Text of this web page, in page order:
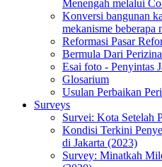
Menengah melalui
Konversi bangunan
mekanisme beberapa
Reformasi Pasar
Bermula Dari
Esai foto - Penyintas
Glosarium
Usulan Perbaikan
Surveys
Survei: Kota Setelah
Kondisi Terkini
di Jakarta (2023)
Survey: Minatkah